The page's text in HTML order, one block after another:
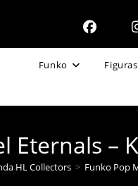
Funko
Eternals –
HL Collectors > Funko Pop